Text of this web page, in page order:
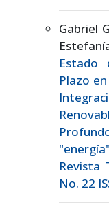
Gabriel
Estado
Plazo
Revista
No. 22